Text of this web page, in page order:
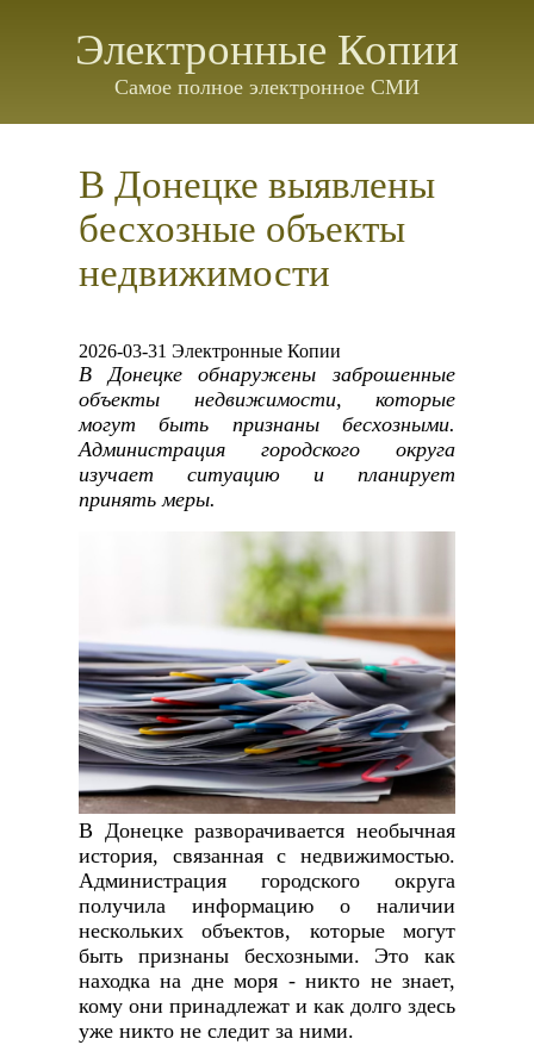
Электронные Копии
Самое полное электронное СМИ
В Донецке выявлены
бесхозные объекты
недвижимости
2026-03-31 Электронные Копии
В Донецке обнаружены заброшенные
объекты недвижимости, которые
могут быть признаны бесхозными.
Администрация городского округа
изучает ситуацию и планирует
принять меры.
В Донецке разворачивается необычная
история, связанная с недвижимостью.
Администрация городского округа
получила информацию о наличии
нескольких объектов, которые могут
быть признаны бесхозными. Это как
находка на дне моря - никто не знает,
кому они принадлежат и как долго здесь
уже никто не следит за ними.